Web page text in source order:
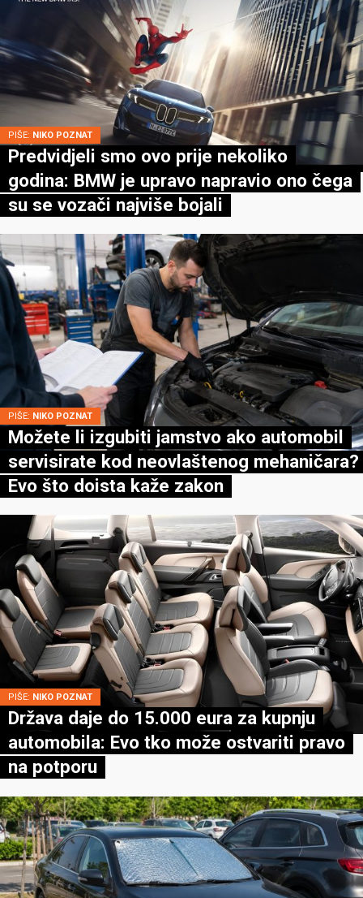
PIŠE: NIKO POZNAT
Predvidjeli smo ovo prije nekoliko
godina: BMW je upravo napravio ono čega
su se vozači najviše bojali
PIŠE: NIKO POZNAT
Možete li izgubiti jamstvo ako automobil
servisirate kod neovlaštenog mehaničara?
Evo što doista kaže zakon
PIŠE: NIKO POZNAT
Država daje do 15.000 eura za kupnju
automobila: Evo tko može ostvariti pravo
na potporu